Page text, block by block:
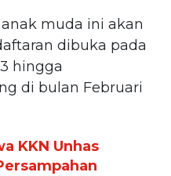
muda ini akan
dibuka pada
hingga
di bulan Februari
KKN Unhas